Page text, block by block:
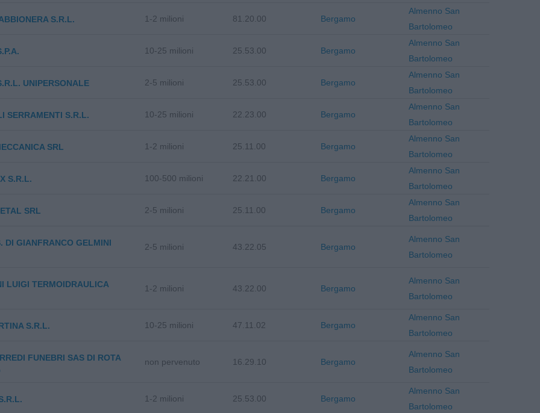
S.R.L. 1-2 milioni 81.20.00 Bergamo
Almenno San
Bartolomeo
10-25 milioni 25.53.00 Bergamo
Almenno San
Bartolomeo
UNIPERSONALE 2-5 milioni 25.53.00 Bergamo
Almenno San
Bartolomeo
SERRAMENTI S.R.L. 10-25 milioni 22.23.00 Bergamo
Almenno San
Bartolomeo
SRL 1-2 milioni 25.11.00 Bergamo
Almenno San
Bartolomeo
S.R.L. 100-500 milioni 22.21.00 Bergamo
Almenno San
Bartolomeo
SRL 2-5 milioni 25.11.00 Bergamo
Almenno San
Bartolomeo
DI GIANFRANCO GELMINI
2-5 milioni 43.22.05 Bergamo
Almenno San
Bartolomeo
LUIGI TERMOIDRAULICA
1-2 milioni 43.22.00 Bergamo
Almenno San
Bartolomeo
S.R.L. 10-25 milioni 47.11.02 Bergamo
Almenno San
Bartolomeo
FUNEBRI SAS DI ROTA
non pervenuto 16.29.10 Bergamo
Almenno San
Bartolomeo
1-2 milioni 25.53.00 Bergamo
Almenno San
Bartolomeo